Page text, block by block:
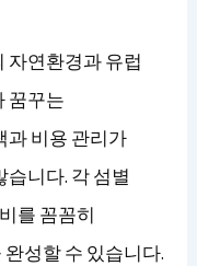
자연환경과 유럽
꿈꾸는
과 비용 관리가
니다. 각 섬별
를 꼼꼼히
성할 수 있습니다.